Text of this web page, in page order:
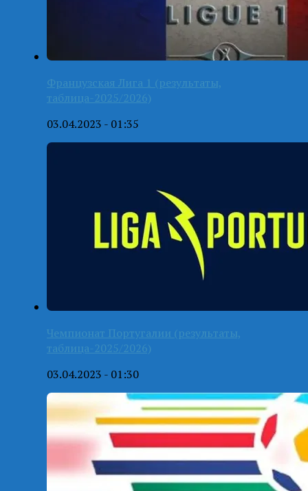
Французская Лига 1 (результаты,
таблица-2025/2026)
03.04.2023 - 01:35
Чемпионат Португалии (результаты,
таблица-2025/2026)
03.04.2023 - 01:30